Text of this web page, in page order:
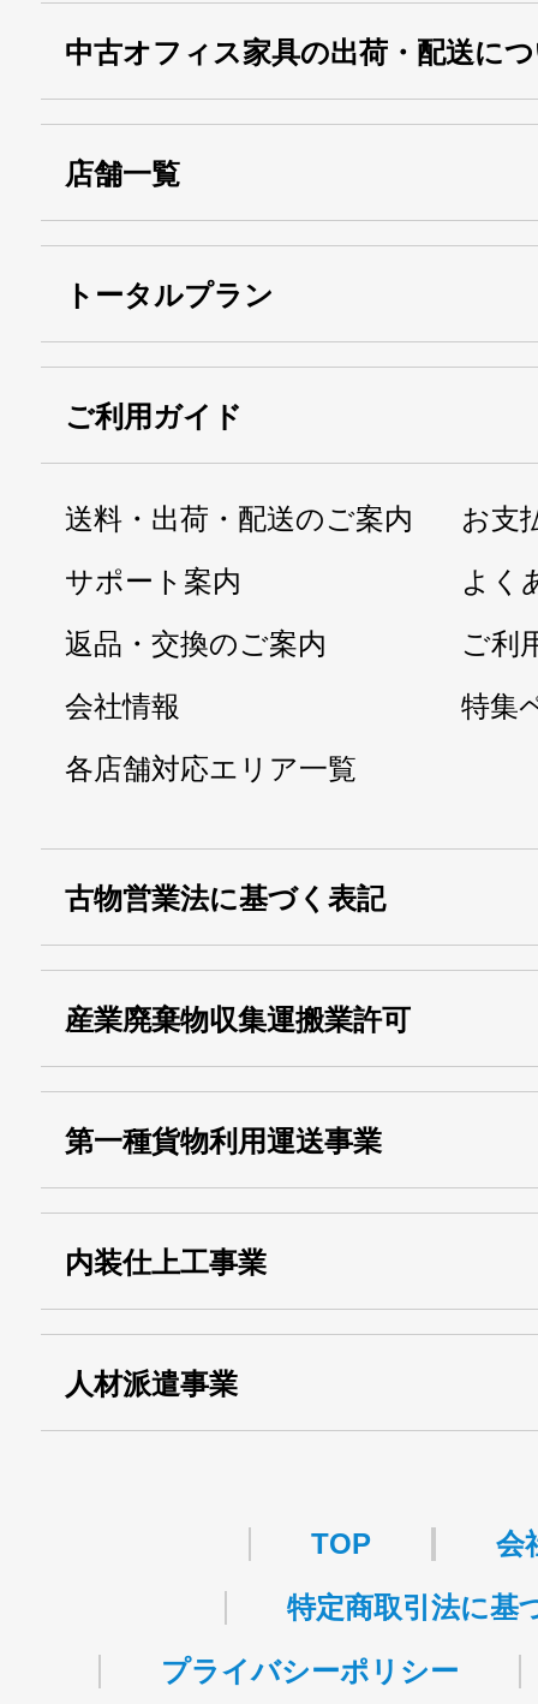
中古オフィス家具の出荷・配送に
店舗一覧
トータルプラン
ご利用ガイド
送料・出荷・配送のご案内
お支
サポート案内
よく
返品・交換のご案内
ご利
会社情報
特集
各店舗対応エリア一覧
古物営業法に基づく表記
産業廃棄物収集運搬業許可
運搬業許可証番号：
13000155805
第一種貨物利用運送事業
事業
関自貨：
内装仕上工事業
人材派遣事業
TOP
会
特定商取引法に基
プライバシーポリシー